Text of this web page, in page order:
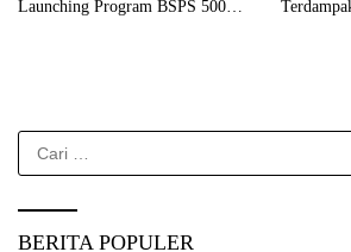
Launching Program BSPS 500
Cari
untuk:
BERITA POPULER